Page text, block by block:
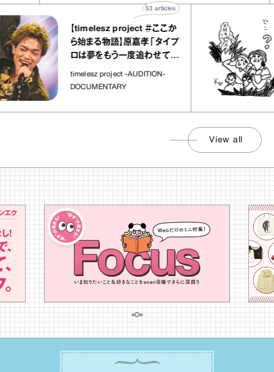
【timelesz project ＃ここか
ら始まる物語】原嘉孝「タイプ
ロは夢をもう一度追わせてく
れた場所」
timelesz project -AUDITION-
DOCUMENTARY
articles
View all